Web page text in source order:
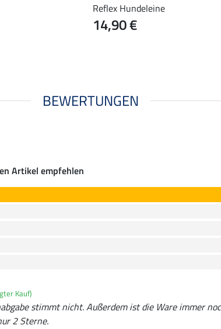
Reflex Hundeleine
14,90 €
BEWERTUNGEN
Artikel empfehlen
Kauf)
stimmt nicht. Außerdem ist die Ware immer
2 Sterne.